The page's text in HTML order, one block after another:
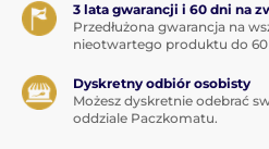
3 lata gwarancji i 60 dni na
Przedłużona gwarancja na
nieotwartego produktu do 60
Dyskretny odbiór osobisty
Możesz dyskretnie odebrać
oddziale Paczkomatu.